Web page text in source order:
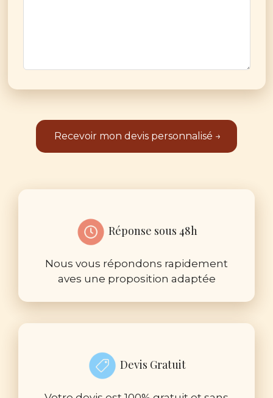
Réponse sous 48h
Nous vous répondons rapidement
aves une proposition adaptée
Devis Gratuit